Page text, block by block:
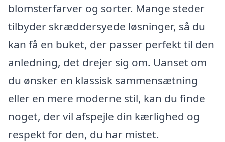
blomsterfarver og sorter. Mange steder
tilbyder skræddersyede løsninger, så du
kan få en buket, der passer perfekt til den
anledning, det drejer sig om. Uanset om
du ønsker en klassisk sammensætning
eller en mere moderne stil, kan du finde
noget, der vil afspejle din kærlighed og
respekt for den, du har mistet.